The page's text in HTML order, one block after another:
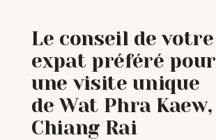
Le conseil de votre
expat préféré pour
une visite unique
de Wat Phra Kaew,
Chiang Rai